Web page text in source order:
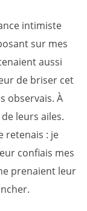
intimiste
sur mes
aussi
de briser cet
observais. À
leurs ailes.
retenais : je
confiais mes
prenaient leur